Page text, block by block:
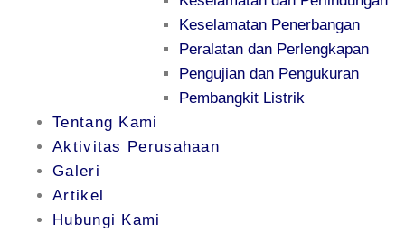
Keselamatan Penerbangan
Peralatan dan Perlengkapan
Pengujian dan Pengukuran
Pembangkit Listrik
Tentang Kami
Aktivitas Perusahaan
Galeri
Artikel
Hubungi Kami